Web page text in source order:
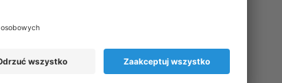
SOK JABŁKOWY